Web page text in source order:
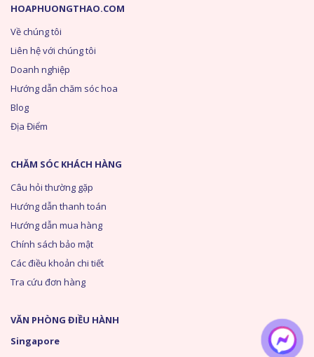
HOAPHUONGTHAO.COM
Về chúng tôi
Liên hệ với chúng tôi
Doanh nghiệp
Hướng dẫn chăm sóc hoa
Blog
Địa Điểm
CHĂM SÓC KHÁCH HÀNG
Câu hỏi thường gặp
Hướng dẫn thanh toán
Hướng dẫn mua hàng
Chính sách bảo mật
Các điều khoản chi tiết
Tra cứu đơn hàng
VĂN PHÒNG ĐIỀU HÀNH
Singapore